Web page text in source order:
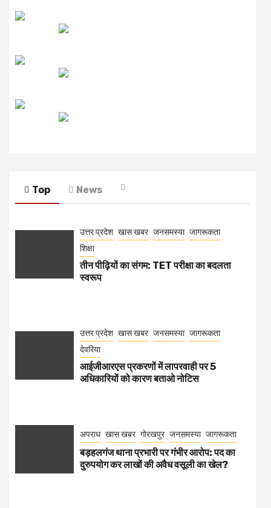
Top News
उत्तर प्रदेश खास खबर जनसमस्या जागरूकता
शिक्षा
तीन पीढ़ियों का संगम: TET परीक्षा का बदलता
स्वरूप
उत्तर प्रदेश खास खबर जनसमस्या जागरूकता
देवरिया
आईजीआरएस प्रकरणों में लापरवाही पर 5
अधिकारियों को कारण बताओ नोटिस
अपराध खास खबर गोरखपुर जनसमस्या जागरूकता
बड़हलगंज थाना प्रभारी पर गंभीर आरोप: पद का
दुरुपयोग कर लाखों की अवैध वसूली का खेल?